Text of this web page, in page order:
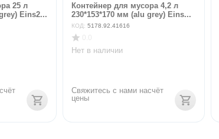
25 л
Eins2...
Контейнер для мусора 4,2 л
230*153*170 мм (alu grey) Eins...
КОД: 5178.92.41616
Нет в наличии
Свяжитесь с нами насчёт
цены